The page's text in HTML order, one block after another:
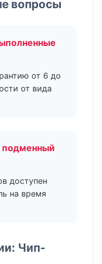
вопросы
от 6 до
от вида
подменный
доступен
на время
Чип-